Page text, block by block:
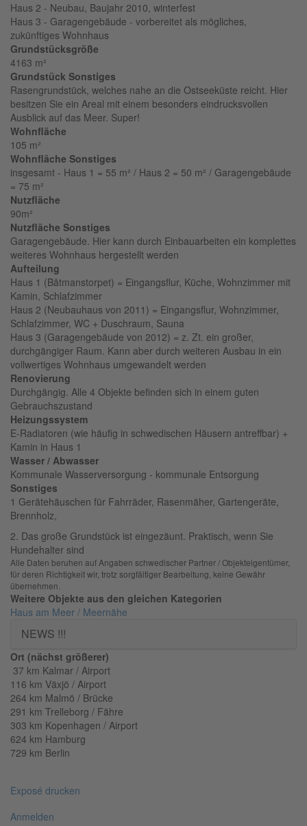
Haus 2 - Neubau, Baujahr 2010, winterfest
Haus 3 - Garagengebäude - vorbereitet als mögliches,
zukünftiges Wohnhaus
Grundstücksgröße
4163 m²
Grundstück Sonstiges
Rasengrundstück, welches nahe an die Ostseeküste reicht. Hier
besitzen Sie ein Areal mit einem besonders eindrucksvollen
Ausblick auf das Meer. Super!
Wohnfläche
105 m²
Wohnfläche Sonstiges
insgesamt - Haus 1 = 55 m² / Haus 2 = 50 m² / Garagengebäude
= 75 m²
Nutzfläche
90m²
Nutzfläche Sonstiges
Garagengebäude. Hier kann durch Einbauarbeiten ein komplettes
weiteres Wohnhaus hergestellt werden
Aufteilung
Haus 1 (Båtmanstorpet) = Eingangsflur, Küche, Wohnzimmer mit
Kamin, Schlafzimmer
Haus 2 (Neubauhaus von 2011) = Eingangsflur, Wohnzimmer,
Schlafzimmer, WC + Duschraum, Sauna
Haus 3 (Garagengebäude von 2012) = z. Zt. ein großer,
durchgängiger Raum. Kann aber durch weiteren Ausbau in ein
vollwertiges Wohnhaus umgewandelt werden
Renovierung
Durchgängig. Alle 4 Objekte befinden sich in einem guten
Gebrauchszustand
Heizungssystem
E-Radiatoren (wie häufig in schwedischen Häusern antreffbar) +
Kamin in Haus 1
Wasser / Abwasser
Kommunale Wasserversorgung - kommunale Entsorgung
Sonstiges
1 Gerätehäuschen für Fahrräder, Rasenmäher, Gartengeräte,
Brennholz,
2. Das große Grundstück ist eingezäunt. Praktisch, wenn Sie
Hundehalter sind
Alle Daten beruhen auf Angaben schwedischer Partner / Objekteigentümer,
für deren Richtigkeit wir, trotz sorgfältiger Bearbeitung, keine Gewähr
übernehmen.
Weitere Objekte aus den gleichen Kategorien
Haus am Meer / Meernähe
NEWS !!!
Ort (nächst größerer)
37 km Kalmar / Airport
116 km Växjö / Airport
264 km Malmö / Brücke
291 km Trelleborg / Fähre
303 km Kopenhagen / Airport
624 km Hamburg
729 km Berlin
Exposé drucken
Anmelden